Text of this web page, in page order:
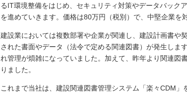
るIT環境整備をはじめ、セキュリティ対策やデータバック
を進めていきます。価格は80万円（税別）で、中堅企業を
建設業においては複数部署や企業が関連し、建設計画書や
された書面やデータ（法令で定める関連図書）が発生しま
れ管理が煩雑になっていました。加えて、昨年より関連図
りました。
これまで当社は、建設関連図書管理システム「楽々CDM